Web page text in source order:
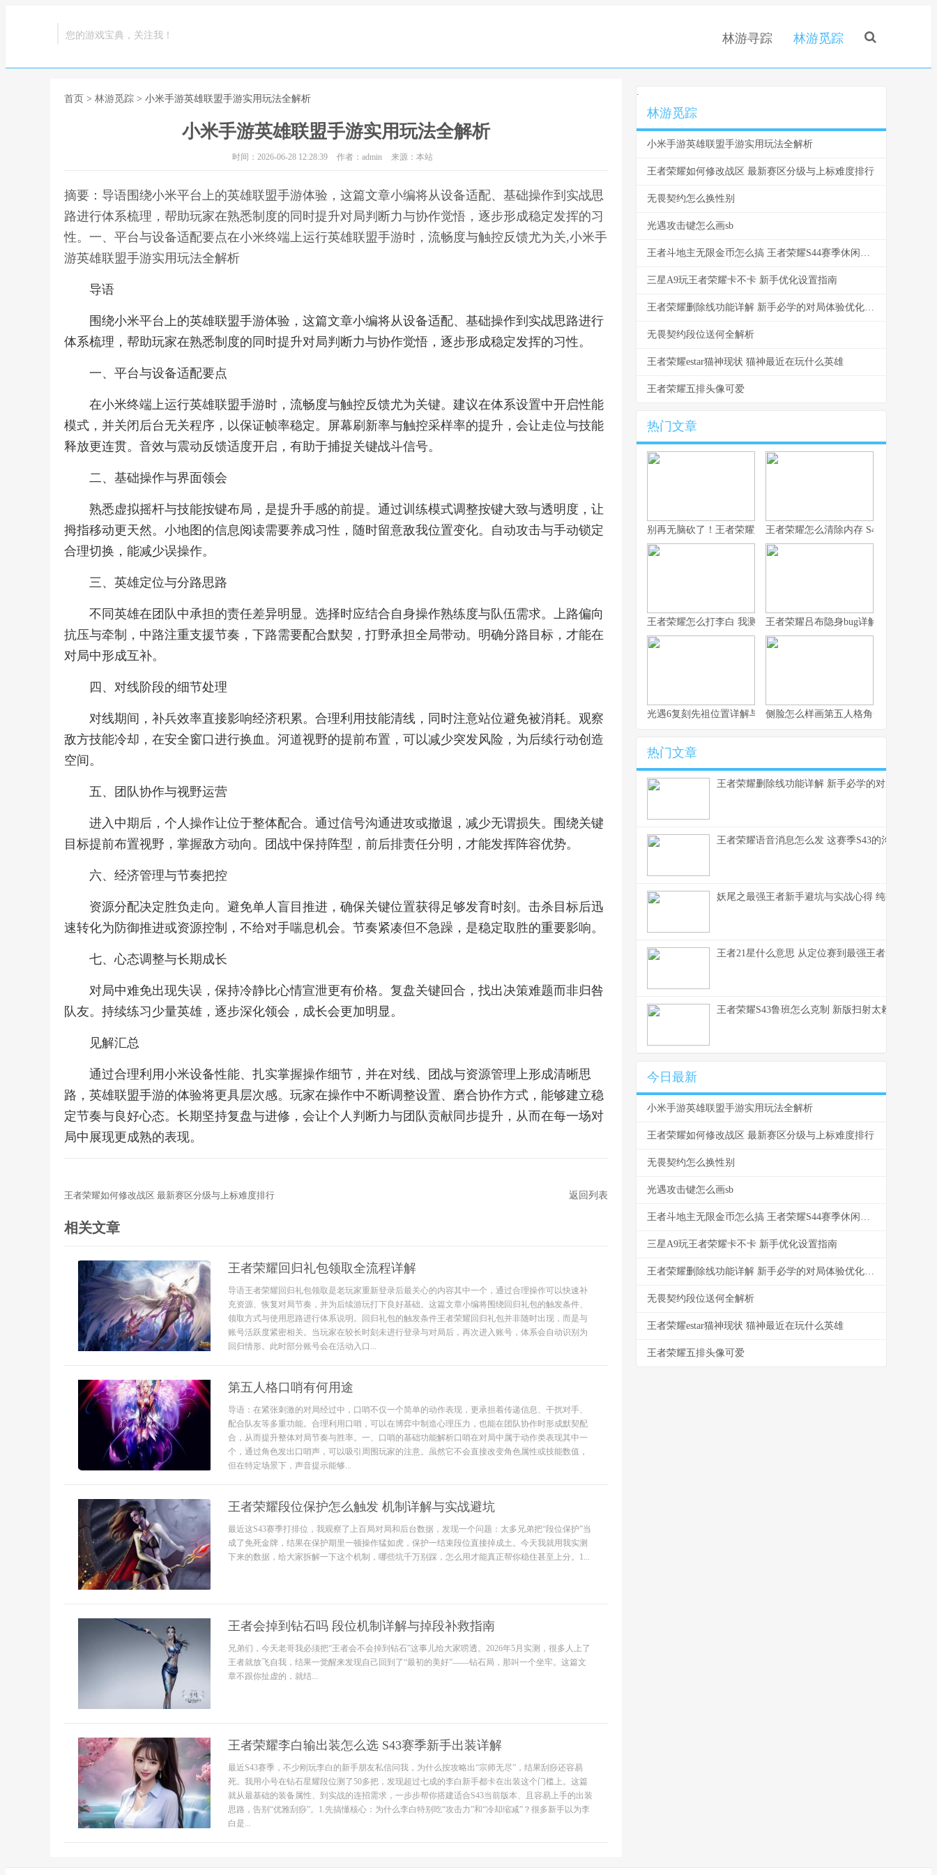
您的游戏宝典，关注我！ 林游寻踪 林游觅踪
首页 > 林游觅踪 > 小米手游英雄联盟手游实用玩法全解析
小米手游英雄联盟手游实用玩法全解析
时间：2026-06-28 12:28:39 作者：admin 来源：本站
摘要：导语围绕小米平台上的英雄联盟手游体验，这篇文章小编将从设备适配、基础操作到实战思
路进行体系梳理，帮助玩家在熟悉制度的同时提升对局判断力与协作觉悟，逐步形成稳定发挥的习
性。一、平台与设备适配要点在小米终端上运行英雄联盟手游时，流畅度与触控反馈尤为关,小米手
游英雄联盟手游实用玩法全解析
导语
围绕小米平台上的英雄联盟手游体验，这篇文章小编将从设备适配、基础操作到实战思路进行
体系梳理，帮助玩家在熟悉制度的同时提升对局判断力与协作觉悟，逐步形成稳定发挥的习性。
一、平台与设备适配要点
在小米终端上运行英雄联盟手游时，流畅度与触控反馈尤为关键。建议在体系设置中开启性能
模式，并关闭后台无关程序，以保证帧率稳定。屏幕刷新率与触控采样率的提升，会让走位与技能
释放更连贯。音效与震动反馈适度开启，有助于捕捉关键战斗信号。
二、基础操作与界面领会
熟悉虚拟摇杆与技能按键布局，是提升手感的前提。通过训练模式调整按键大致与透明度，让
拇指移动更天然。小地图的信息阅读需要养成习性，随时留意敌我位置变化。自动攻击与手动锁定
合理切换，能减少误操作。
三、英雄定位与分路思路
不同英雄在团队中承担的责任差异明显。选择时应结合自身操作熟练度与队伍需求。上路偏向
抗压与牵制，中路注重支援节奏，下路需要配合默契，打野承担全局带动。明确分路目标，才能在
对局中形成互补。
四、对线阶段的细节处理
对线期间，补兵效率直接影响经济积累。合理利用技能清线，同时注意站位避免被消耗。观察
敌方技能冷却，在安全窗口进行换血。河道视野的提前布置，可以减少突发风险，为后续行动创造
空间。
五、团队协作与视野运营
进入中期后，个人操作让位于整体配合。通过信号沟通进攻或撤退，减少无谓损失。围绕关键
目标提前布置视野，掌握敌方动向。团战中保持阵型，前后排责任分明，才能发挥阵容优势。
六、经济管理与节奏把控
资源分配决定胜负走向。避免单人盲目推进，确保关键位置获得足够发育时刻。击杀目标后迅
速转化为防御推进或资源控制，不给对手喘息机会。节奏紧凑但不急躁，是稳定取胜的重要影响。
七、心态调整与长期成长
对局中难免出现失误，保持冷静比心情宣泄更有价格。复盘关键回合，找出决策难题而非归咎
队友。持续练习少量英雄，逐步深化领会，成长会更加明显。
见解汇总
通过合理利用小米设备性能、扎实掌握操作细节，并在对线、团战与资源管理上形成清晰思
路，英雄联盟手游的体验将更具层次感。玩家在操作中不断调整设置、磨合协作方式，能够建立稳
定节奏与良好心态。长期坚持复盘与进修，会让个人判断力与团队贡献同步提升，从而在每一场对
局中展现更成熟的表现。
王者荣耀如何修改战区 最新赛区分级与上标难度排行 返回列表
相关文章
王者荣耀回归礼包领取全流程详解
导语王者荣耀回归礼包领取是老玩家重新登录后最关心的内容其中一个，通过合理操作可以快速补
充资源、恢复对局节奏，并为后续游玩打下良好基础。这篇文章小编将围绕回归礼包的触发条件、
领取方式与使用思路进行体系说明。回归礼包的触发条件王者荣耀回归礼包并非随时出现，而是与
账号活跃度紧密相关。当玩家在较长时刻未进行登录与对局后，再次进入账号，体系会自动识别为
回归情形。此时部分账号会在活动入口...
第五人格口哨有何用途
导语：在紧张刺激的对局经过中，口哨不仅一个简单的动作表现，更承担着传递信息、干扰对手、
配合队友等多重功能。合理利用口哨，可以在博弈中制造心理压力，也能在团队协作时形成默契配
合，从而提升整体对局节奏与胜率。一、口哨的基础功能解析口哨在对局中属于动作类表现其中一
个，通过角色发出口哨声，可以吸引周围玩家的注意。虽然它不会直接改变角色属性或技能数值，
但在特定场景下，声音提示能够...
王者荣耀段位保护怎么触发 机制详解与实战避坑
最近这S43赛季打排位，我观察了上百局对局和后台数据，发现一个问题：太多兄弟把“段位保护”当
成了免死金牌，结果在保护期里一顿操作猛如虎，保护一结束段位直接掉成土。今天我就用我实测
下来的数据，给大家拆解一下这个机制，哪些坑千万别踩，怎么用才能真正帮你稳住甚至上分。1...
王者会掉到钻石吗 段位机制详解与掉段补救指南
兄弟们，今天老哥我必须把“王者会不会掉到钻石”这事儿给大家唠透。2026年5月实测，很多人上了
王者就放飞自我，结果一觉醒来发现自己回到了“最初的美好”——钻石局，那叫一个坐牢。这篇文
章不跟你扯虚的，就结...
王者荣耀李白输出装怎么选 S43赛季新手出装详解
最近S43赛季，不少刚玩李白的新手朋友私信问我，为什么按攻略出“宗师无尽”，结果刮痧还容易
死。我用小号在钻石星耀段位测了50多把，发现超过七成的李白新手都卡在出装这个门槛上。这篇
就从最基础的装备属性、到实战的连招需求，一步步帮你搭建适合S43当前版本、且容易上手的出装
思路，告别“优雅刮痧”。1.先搞懂核心：为什么李白特别吃“攻击力”和“冷却缩减”？很多新手以为李
白是...
.
林游觅踪
小米手游英雄联盟手游实用玩法全解析
王者荣耀如何修改战区 最新赛区分级与上标难度排行
无畏契约怎么换性别
光遇攻击键怎么画sb
王者斗地主无限金币怎么搞 王者荣耀S44赛季休闲模式全解析
三星A9玩王者荣耀卡不卡 新手优化设置指南
王者荣耀删除线功能详解 新手必学的对局体验优化技巧
无畏契约段位送何全解析
王者荣耀estar猫神现状 猫神最近在玩什么英雄
王者荣耀五排头像可爱
热门文章
别再无脑砍了！王者荣耀如何用凯，我这10年心得全在这了！
王者荣耀怎么清除内存 S43赛季防卡顿
王者荣耀怎么打李白 我测了100把的克制方法王者荣耀吕布隐身bug详解 老玩家常见
光遇6复刻先祖位置详解与实用路线指引侧脸怎么样画第五人格角色
热门文章
王者荣耀删除线功能详解 新手必学的对局体验优化
王者荣耀语音消息怎么发 这赛季S43的沟通优化细
妖尾之最强王者新手避坑与实战心得 纯手打老玩家
王者21星什么意思 从定位赛到最强王者的段位全解
王者荣耀S43鲁班怎么克制 新版扫射太赖了这些英
今日最新
小米手游英雄联盟手游实用玩法全解析
王者荣耀如何修改战区 最新赛区分级与上标难度排行
无畏契约怎么换性别
光遇攻击键怎么画sb
王者斗地主无限金币怎么搞 王者荣耀S44赛季休闲模式全解析
三星A9玩王者荣耀卡不卡 新手优化设置指南
王者荣耀删除线功能详解 新手必学的对局体验优化技巧
无畏契约段位送何全解析
王者荣耀estar猫神现状 猫神最近在玩什么英雄
王者荣耀五排头像可爱